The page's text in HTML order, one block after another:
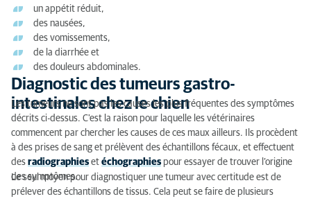
chien
Traitement des tumeurs de l'estomac et de l'intestin
chez le chien
un appétit réduit,
des nausées,
des vomissements,
de la diarrhée et
des douleurs abdominales.
Diagnostic des tumeurs gastro-
intestinales chez le chien
Les tumeurs ne sont pas les causes les plus fréquentes des symptômes
décrits ci-dessus. C'est la raison pour laquelle les vétérinaires
commencent par chercher les causes de ces maux ailleurs. Ils procèdent
à des prises de sang et prélèvent des échantillons fécaux, et effectuent
des radiographieset échographiespour essayer de trouver l’origine
des symptômes.
Le seul moyen pour diagnostiquer une tumeur avec certitude est de
prélever des échantillons de tissus. Cela peut se faire de plusieurs